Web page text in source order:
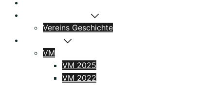
Vereins Geschichte
VM
VM 2025
VM 2022